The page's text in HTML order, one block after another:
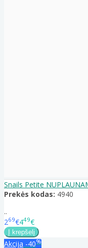
Snails Petite
Prekės kodas: 4940
..
269€449€
Akcija -40%